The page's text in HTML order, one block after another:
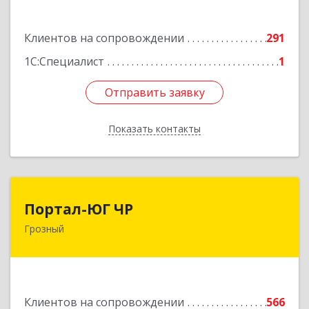
Клиентов на сопровождении
291
1С:Специалист
1
Отправить заявку
Показать контакты
Подробнее
Отправить заявку
Назад
Портал-ЮГ ЧР
Грозный
Клиентов на сопровождении
566
364906, Чеченская Респ, Грозный г, Путина пр-